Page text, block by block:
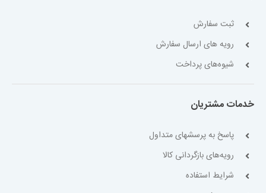
ثبت سفارش
رویه های ارسال سفارش
شیوه‌های پرداخت
خدمات مشتریان
پاسخ به پرسشهای متداول
رویه‌های بازگردانی کالا
شرایط استفاده